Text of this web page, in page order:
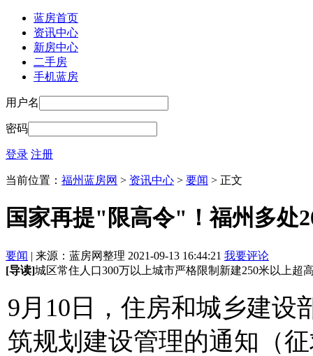
蓝房首页
资讯中心
新房中心
二手房
手机蓝房
用户名
密码
登录 注册
当前位置： 福州蓝房网 > 资讯中心 > 要闻 > 正文
国家再提"限高令"！福州多处
要闻 | 来源：蓝房网整理 2021-09-13 16:44:21 我要评论
[导读]城区常住人口300万以上城市严格限制新建250米以上超
9月10日，住房和城乡建设
筑规划建设管理的通知（